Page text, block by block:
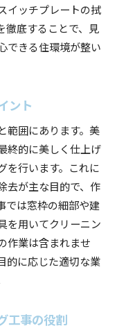
イッチプレートの拭
徹底することで、見
できる住環境が整い
ント
範囲にあります。美
終的に美しく仕上げ
を行います。これに
去が主な目的で、作
では窓枠の細部や建
を用いてクリーニン
作業は含まれませ
的に応じた適切な業
工事の役割